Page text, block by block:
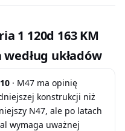
1 120d 163 KM
według układów
· M47 ma opinię
konstrukcji niż
N47, ale po latach
wymaga uważnej